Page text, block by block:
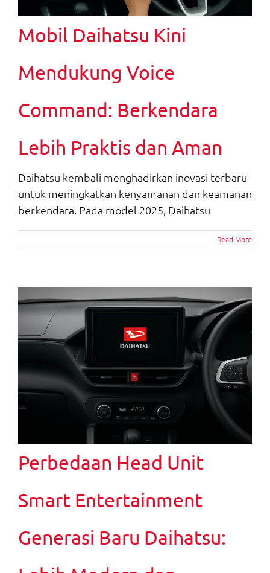
Mobil Daihatsu Kini
Mendukung Voice
Command: Berkendara
Lebih Praktis dan Aman
Daihatsu kembali menghadirkan inovasi terbaru
untuk meningkatkan kenyamanan dan keamanan
berkendara. Pada model 2025, Daihatsu
Read More
Perbedaan Head Unit
Smart Entertainment
Generasi Baru Daihatsu: